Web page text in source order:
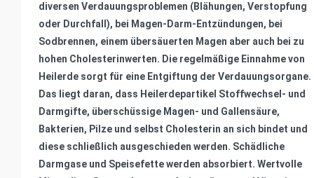
diversen Verdauungsproblemen (Blähungen, Verstopfung
oder Durchfall), bei Magen-Darm-Entzündungen, bei
Sodbrennen, einem übersäuerten Magen aber auch bei zu
hohen Cholesterinwerten. Die regelmäßige Einnahme von
Heilerde sorgt für eine Entgiftung der Verdauungsorgane.
Das liegt daran, dass Heilerdepartikel Stoffwechsel- und
Darmgifte, überschüssige Magen- und Gallensäure,
Bakterien, Pilze und selbst Cholesterin an sich bindet und
diese schließlich ausgeschieden werden. Schädliche
Darmgase und Speisefette werden absorbiert. Wertvolle